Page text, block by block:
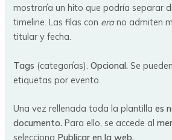
mostraría un hito que podría separar
timeline. Las filas con erano admiten
titular y fecha.
Tags (categorías).Opcional. Se
etiquetas por evento.
Una vez rellenada toda la plantillaes
documento. Para ello, se accede al
selecciona Publicar en la web.